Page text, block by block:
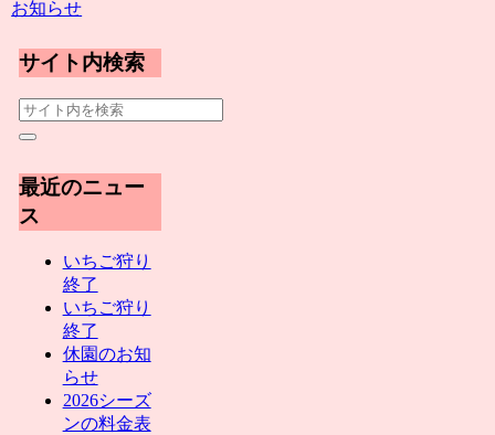
お知らせ
サイト内検索
最近のニュー
ス
いちご狩り
終了
いちご狩り
終了
休園のお知
らせ
2026シーズ
ンの料金表